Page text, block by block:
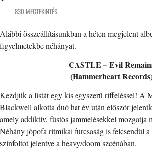
830 MEGTEKINTÉS
Alábbi összeállításunkban a héten megjelent
figyelmetekbe néhányat.
CASTLE – Evil
(Hammerheart Records)
Kezdjük a listát egy kis egyszerű riffeléssel! A
Blackwell alkotta duó hat év után először
amely addiktív, füstös jammelésekkel mozgatja
Néhány jópofa ritmikai furcsaság is felcsendül
színfoltot jelentve a heavy/doom szcénában.